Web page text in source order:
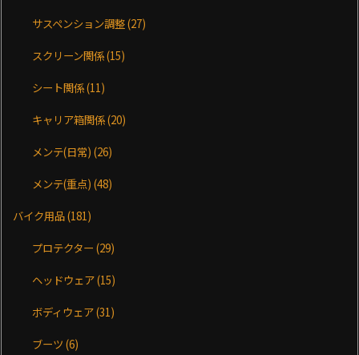
サスペンション調整(27)
スクリーン関係(15)
シート関係(11)
キャリア箱関係(20)
メンテ(日常)(26)
メンテ(重点)(48)
バイク用品(181)
プロテクター(29)
ヘッドウェア(15)
ボディウェア(31)
ブーツ(6)